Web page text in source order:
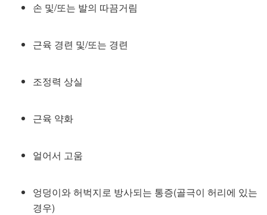
손 및/또는 발의 따끔거림
근육 경련 및/또는 경련
조정력 상실
근육 약화
얼어서 고움
엉덩이와 허벅지로 방사되는 통증(골극이 허리에 있는
경우)